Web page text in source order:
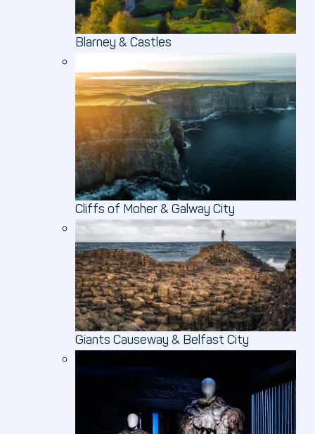
Blarney & Castles
Cliffs of Moher & Galway City
Giants Causeway & Belfast City